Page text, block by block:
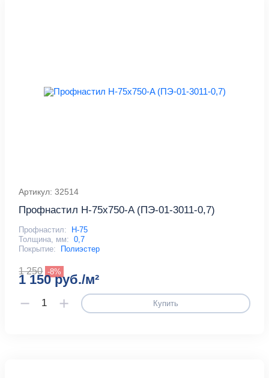
Артикул: 32514
Профнастил Н-75x750-A (ПЭ-01-3011-0,7)
Профнастил:
Н-75
Толщина, мм: 0,7
Покрытие:
Полиэстер
1 250 -8%
1 150 руб./м²
Купить